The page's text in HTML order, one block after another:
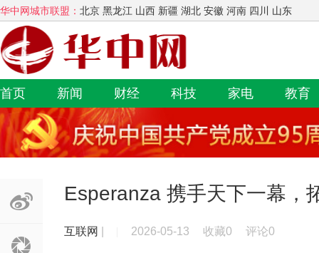
华中网城市联盟： 北京 黑龙江 山西 新疆 湖北 安徽 河南 四川 山东
首页 新闻 财经 科技 家电 教育
Esperanza 携手天下一幕，
互联网 2026-05-13 收藏0 评论0